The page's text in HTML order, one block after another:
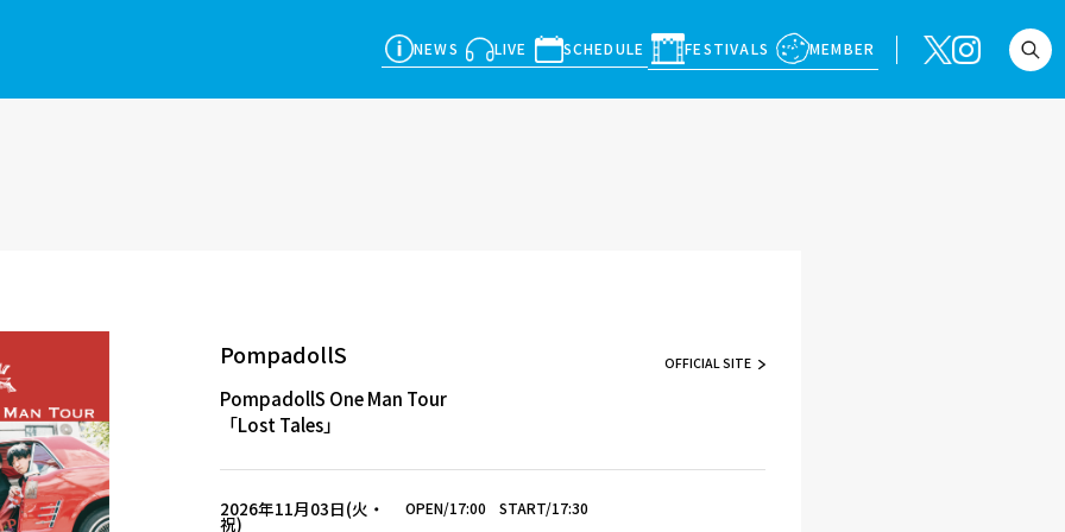
NEWS LIVE SCHEDULE FESTIVALS MEMBER
PompadollS OFFICIAL SITE
PompadollS One Man Tour
「Lost Tales」
2026年11月03日(火・
祝)
OPEN/17:00 START/17:30